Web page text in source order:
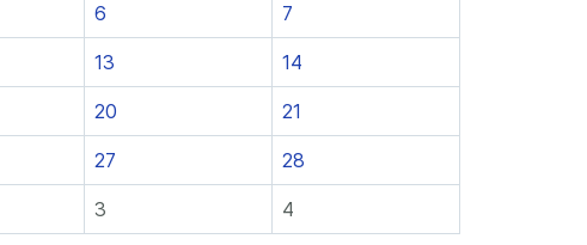
6 7
13 14
20 21
27 28
3
4